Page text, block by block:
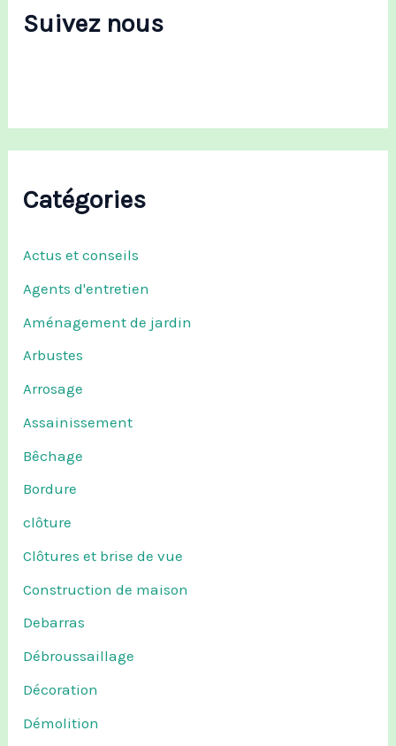
h
e
Suivez nous
Catégories
Actus et conseils
Agents d'entretien
Aménagement de jardin
Arbustes
Arrosage
Assainissement
Bêchage
Bordure
clôture
Clôtures et brise de vue
Construction de maison
Debarras
Débroussaillage
Décoration
Démolition